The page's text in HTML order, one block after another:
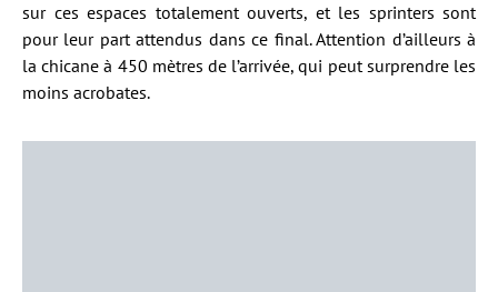
sur ces espaces totalement ouverts, et les sprinters sont
pour leur part attendus dans ce final. Attention d’ailleurs à
la chicane à 450 mètres de l’arrivée, qui peut surprendre les
moins acrobates.